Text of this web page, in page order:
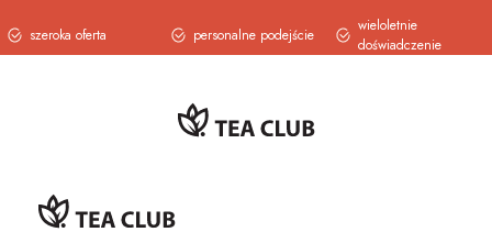
szeroka oferta personalne podejście
wieloletnie
doświadczenie